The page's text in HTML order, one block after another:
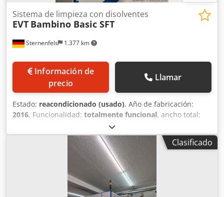
Sternenfels 1.377 km
Sistema de limpieza con disolventes
EVT Bambino Basic SFT
Información de
precio
Llamar
Estado: reacondicionado (usado), Año de fabricación:
2016, Funcionalidad: totalmente funcional, ancho total:
3.500 mm
mm, Sistema de desengrasado y limpieza de alta calidad
basado en PER Este sistema es un sistema de
desengrasado y limpieza de alta calidad y alto
rendimiento, basado en percloroetileno (PER), con
dimensiones estándar de cesta. Gracias a dos depósitos
preliminares, limpieza ultrasónica integrada y secado al
Clasificado